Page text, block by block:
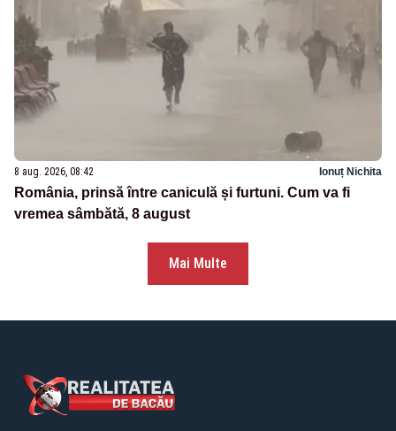
8 aug. 2026, 08:42 Ionuț Nichita
România, prinsă între caniculă și furtuni. Cum va fi
vremea sâmbătă, 8 august
Mai Multe